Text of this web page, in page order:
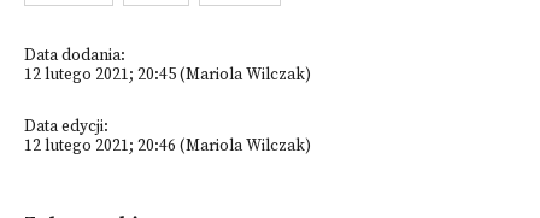
Data dodania:
12 lutego 2021; 20:45 (Mariola Wilczak)
Data edycji:
12 lutego 2021; 20:46 (Mariola Wilczak)